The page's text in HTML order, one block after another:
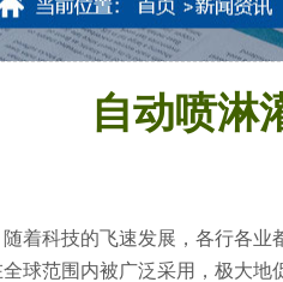
自动喷淋
着科技的飞速发展，各行各
球范围内被广泛采用，极大地